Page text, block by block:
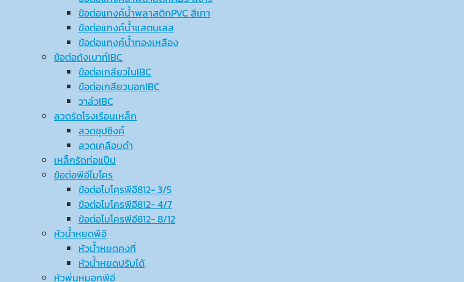
ข้อต่อแทงค์น้ำพลาสติกPVC สีเทา
ข้อต่อแทงค์น้ำแสตนเลส
ข้อต่อแทงค์น้ำทองเหลือง
ข้อต่อถังเบาท์IBC
ข้อต่อเกลียวในIBC
ข้อต่อเกลียวนอกIBC
วาล์วIBC
ลวดรัดโรงเรือนเหล็ก
ลวดชุปซิงค์
ลวดเคลือบดำ
เหล็กรัดท่อแป๊ป
ข้อต่อพีอีไมโคร
ข้อต่อไมโครพีอี812- 3/5
ข้อต่อไมโครพีอี812- 4/7
ข้อต่อไมโครพีอี812- 8/12
หัวน้ำหยดพีอี
หัวน้ำหยดคงที่
หัวน้ำหยดปรับได้
หัวพ่นหมอกพีอี